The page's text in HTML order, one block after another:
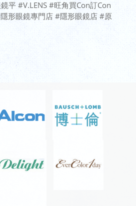
平 #V.LENS #旺角買Con訂Con
形眼鏡專門店 #隱形眼鏡店 #原